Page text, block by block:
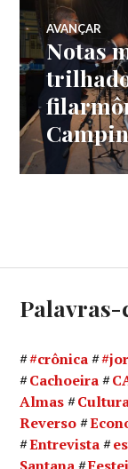
Post
AVANÇAR
Próximo
post:
Notas
Palavras-
#crônica
Cachoeira
Almas
Reverso
Entrevista